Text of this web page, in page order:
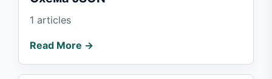
1 articles
Read More →